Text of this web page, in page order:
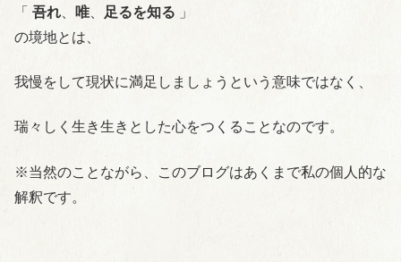
「 吾れ、 唯 足るを知る 」
の境地とは、
我慢をして現状に満足しましょうという意味ではなく、
瑞々しく生き生きとした心をつくることなのです。
※当然のことながら、このブログはあくまで私の個人的な
解釈です。